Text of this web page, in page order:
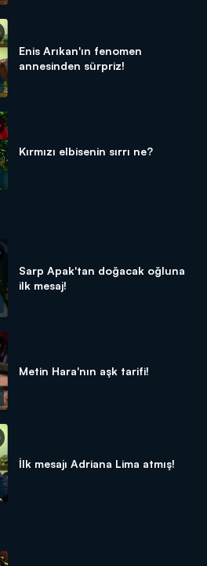
Enis Arıkan'ın fenomen
annesinden sürpriz!
Kırmızı elbisenin sırrı ne?
Sarp Apak'tan doğacak oğluna
ilk mesaj!
Metin Hara'nın aşk tarifi!
İlk mesajı Adriana Lima atmış!